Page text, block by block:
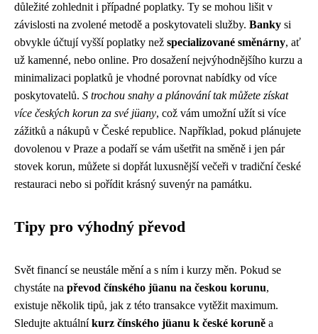
důležité zohlednit i případné poplatky. Ty se mohou lišit v
závislosti na zvolené metodě a poskytovateli služby. Banky si
obvykle účtují vyšší poplatky než specializované směnárny, ať
už kamenné, nebo online. Pro dosažení nejvýhodnějšího kurzu a
minimalizaci poplatků je vhodné porovnat nabídky od více
poskytovatelů. S trochou snahy a plánování tak můžete získat
více českých korun za své jüany, což vám umožní užít si více
zážitků a nákupů v České republice. Například, pokud plánujete
dovolenou v Praze a podaří se vám ušetřit na směně i jen pár
stovek korun, můžete si dopřát luxusnější večeři v tradiční české
restauraci nebo si pořídit krásný suvenýr na památku.
Tipy pro výhodný převod
Svět financí se neustále mění a s ním i kurzy měn. Pokud se
chystáte na převod čínského jüanu na českou korunu,
existuje několik tipů, jak z této transakce vytěžit maximum.
Sledujte aktuálníkurz čínského jüanu k české koruně a